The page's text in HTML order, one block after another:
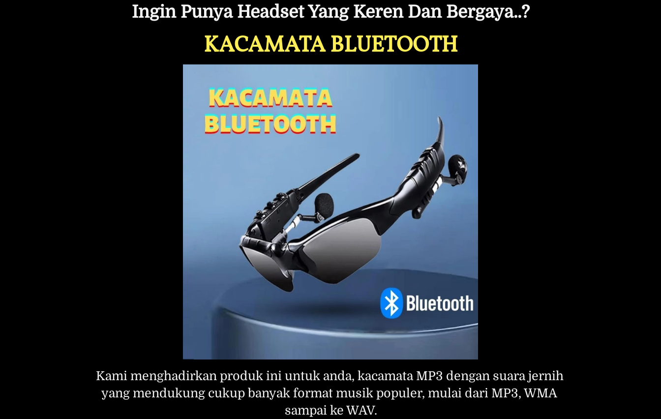
Ingin Punya Headset Yang Keren Dan Bergaya..?
KACAMATA BLUETOOTH
Kami menghadirkan produk ini untuk anda, kacamata MP3 dengan suara jernih
yang mendukung cukup banyak format musik populer, mulai dari MP3, WMA
sampai ke WAV.